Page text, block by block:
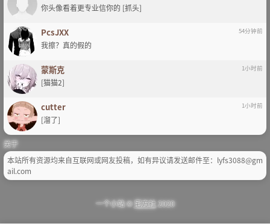
你头像看着更专业信你的 [抓头]
PcsJXX 54分钟前
我擦？真的假的
蒙斯克 1小时前
[猫猫2]
cutter 1小时前
[溜了]
关于
本站所有资源均来自互联网或网友投稿，如有异议请发送邮件至：lyfs3088@gm
ail.com
一个小站 ©宅方社2020